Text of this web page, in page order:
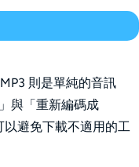
則是單純的音訊
與「重新編碼成
以避免下載不適用的工